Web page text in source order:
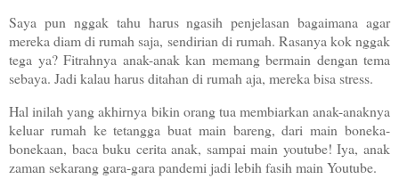
Saya pun nggak tahu harus ngasih penjelasan bagaimana agar
mereka diam di rumah saja, sendirian di rumah. Rasanya kok nggak
tega ya? Fitrahnya anak-anak kan memang bermain dengan tema
sebaya. Jadi kalau harus ditahan di rumah aja, mereka bisa stress.
Hal inilah yang akhirnya bikin orang tua membiarkan anak-anaknya
keluar rumah ke tetangga buat main bareng, dari main boneka-
bonekaan, baca buku cerita anak, sampai main youtube! Iya, anak
zaman sekarang gara-gara pandemi jadi lebih fasih main Youtube.